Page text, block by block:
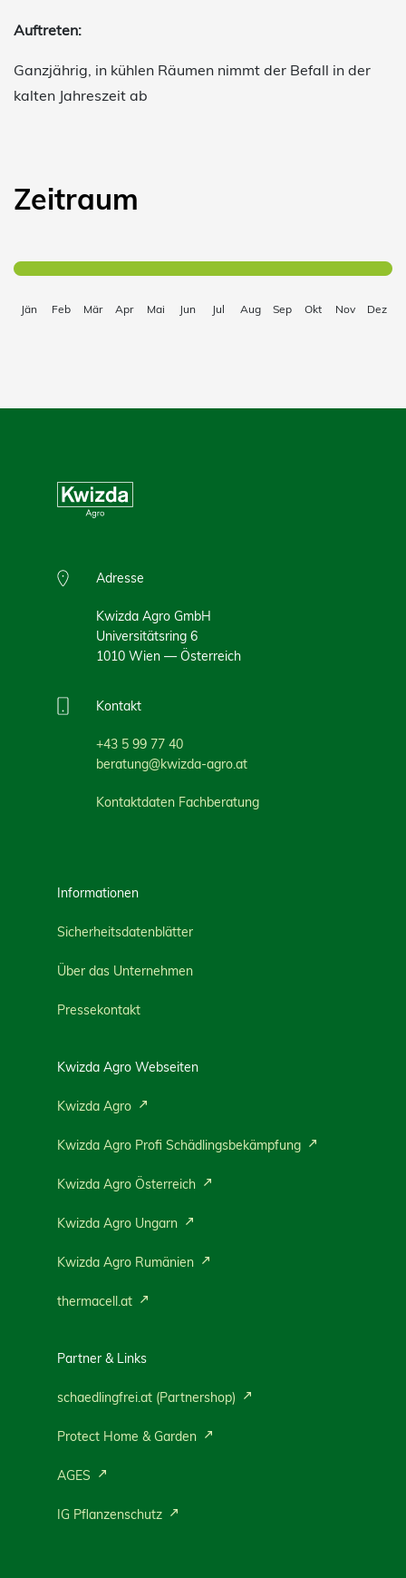
Auftreten:
Ganzjährig, in kühlen Räumen nimmt der Befall in der
kalten Jahreszeit ab
Zeitraum
Jän Feb Mär Apr Mai Jun Jul Aug Sep Okt Nov Dez
Adresse
Kwizda Agro GmbH
Universitätsring 6
1010 Wien — Österreich
Kontakt
+43 5 99 77 40
beratung@kwizda-agro.at
Kontaktdaten Fachberatung
Informationen
Sicherheitsdatenblätter
Über das Unternehmen
Pressekontakt
Kwizda Agro Webseiten
Kwizda Agro
Kwizda Agro Profi Schädlingsbekämpfung
Kwizda Agro Österreich
Kwizda Agro Ungarn
Kwizda Agro Rumänien
thermacell.at
Partner & Links
schaedlingfrei.at (Partnershop)
Protect Home & Garden
AGES
IG Pflanzenschutz